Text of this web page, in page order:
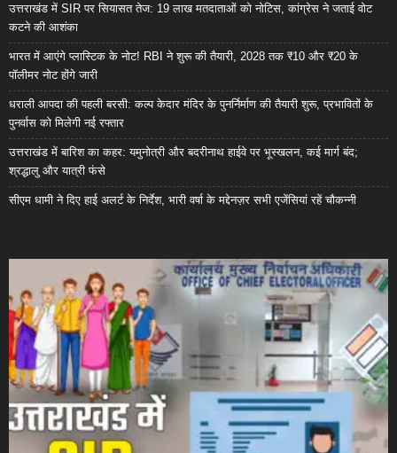
उत्तराखंड में SIR पर सियासत तेज: 19 लाख मतदाताओं को नोटिस, कांग्रेस ने जताई वोट
कटने की आशंका
भारत में आएंगे प्लास्टिक के नोट! RBI ने शुरू की तैयारी, 2028 तक ₹10 और ₹20 के
पॉलीमर नोट होंगे जारी
धराली आपदा की पहली बरसी: कल्प केदार मंदिर के पुनर्निर्माण की तैयारी शुरू, प्रभावितों के
पुनर्वास को मिलेगी नई रफ्तार
उत्तराखंड में बारिश का कहर: यमुनोत्री और बदरीनाथ हाईवे पर भूस्खलन, कई मार्ग बंद;
श्रद्धालु और यात्री फंसे
सीएम धामी ने दिए हाई अलर्ट के निर्देश, भारी वर्षा के मद्देनज़र सभी एजेंसियां रहें चौकन्नी